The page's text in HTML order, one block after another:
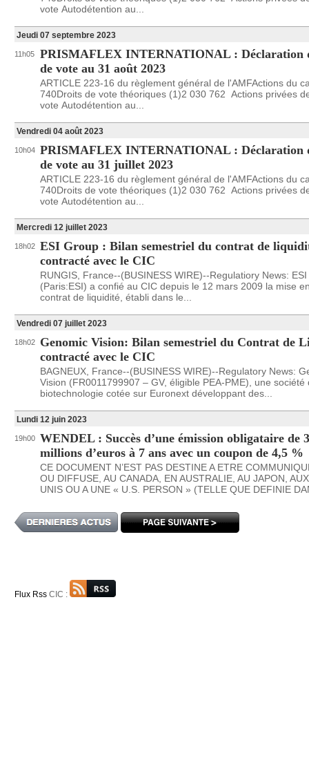
vote Autodétention au...
Jeudi 07 septembre 2023
11h05
PRISMAFLEX INTERNATIONAL : Déclaration
de vote au 31 août 2023
ARTICLE 223-16 du règlement général de l'AMFActions du
740Droits de vote théoriques (1)2 030 762 Actions privées
vote Autodétention au...
Vendredi 04 août 2023
10h04 PRISMAFLEX INTERNATIONAL : Déclaration
de vote au 31 juillet 2023
ARTICLE 223-16 du règlement général de l'AMFActions du
740Droits de vote théoriques (1)2 030 762 Actions privées
vote Autodétention au...
Mercredi 12 juillet 2023
18h02 ESI Group : Bilan semestriel du contrat de
contracté avec le CIC
RUNGIS, France--(BUSINESS WIRE)--Regulatiory News:
(Paris:ESI) a confié au CIC depuis le 12 mars 2009 la mise
contrat de liquidité, établi dans le...
Vendredi 07 juillet 2023
18h02
Genomic Vision: Bilan semestriel du Contrat de
contracté avec le CIC
BAGNEUX, France--(BUSINESS WIRE)--Regulatory News:
Vision (FR0011799907 – GV, éligible PEA-PME), une société
biotechnologie cotée sur Euronext développant des...
Lundi 12 juin 2023
19h00 WENDEL : Succès d’une émission obligataire de
millions d’euros à 7 ans avec un coupon de 4,5 %
CE DOCUMENT N’EST PAS DESTINE A ETRE
OU DIFFUSE, AU CANADA, EN AUSTRALIE, AU JAPON,
UNIS OU A UNE « U.S. PERSON » (TELLE QUE DEFINIE
Flux Rss CIC :